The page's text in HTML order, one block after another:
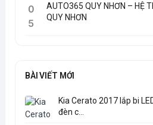
0
5
AUTO365 QUY NHƠN – HỆ
QUY NHƠN
BÀI VIẾT MỚI
Kia Cerato 2017 lắp bi
đèn c...